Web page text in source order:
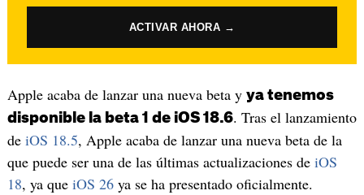
ACTIVAR AHORA →
Apple acaba de lanzar una nueva beta y ya tenemos
disponible la beta 1 de iOS 18.6. Tras el lanzamiento
de iOS 18.5, Apple acaba de lanzar una nueva beta de la
que puede ser una de las últimas actualizaciones de iOS
18, ya que iOS 26ya se ha presentado oficialmente.